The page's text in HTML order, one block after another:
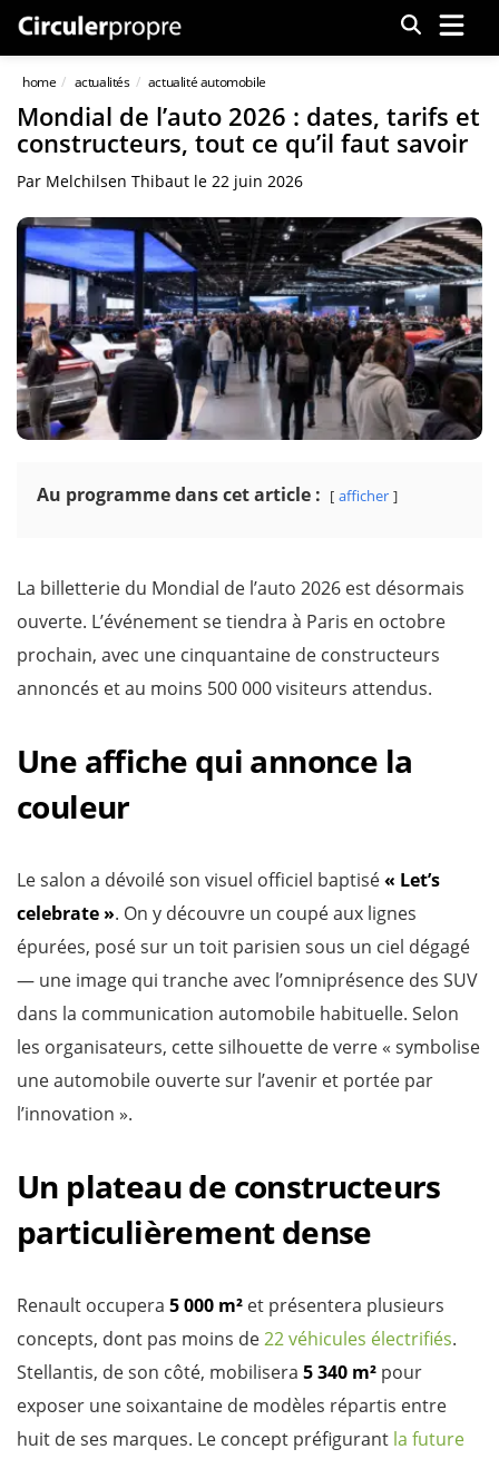
Menu
home actualités actualité automobile
Mondial de l’auto 2026 : dates, tarifs et
constructeurs, tout ce qu’il faut savoir
Par Melchilsen Thibaut le 22 juin 2026
Au programme dans cet article : afficher
La billetterie du Mondial de l’auto 2026 est désormais
ouverte. L’événement se tiendra à Paris en octobre
prochain, avec une cinquantaine de constructeurs
annoncés et au moins 500 000 visiteurs attendus.
Une affiche qui annonce la
couleur
Le salon a dévoilé son visuel officiel baptisé« Let’s
celebrate ». On y découvre un coupé aux lignes
épurées, posé sur un toit parisien sous un ciel dégagé
— une image qui tranche avec l’omniprésence des SUV
dans la communication automobile habituelle. Selon
les organisateurs, cette silhouette de verre « symbolise
une automobile ouverte sur l’avenir et portée par
l’innovation ».
Un plateau de constructeurs
particulièrement dense
Renault occupera 5 000 m² et présentera plusieurs
concepts, dont pas moins de22 véhicules électrifiés.
Stellantis, de son côté, mobilisera 5 340 m² pour
exposer une soixantaine de modèles répartis entre
huit de ses marques. Le concept préfigurant la future